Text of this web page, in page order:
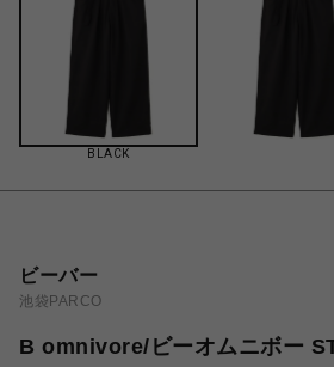
BLACK
ビーバー
池袋PARCO
B omnivore/ビーオムニボー